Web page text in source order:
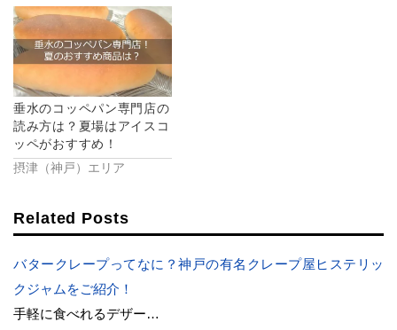
き
ま
す)
垂水のコッペパン専門店の
読み方は？夏場はアイスコ
ッペがおすすめ！
摂津（神戸）エリア
Related Posts
バタークレープってなに？神戸の有名クレープ屋ヒステリッ
クジャムをご紹介！
手軽に食べれるデザー…